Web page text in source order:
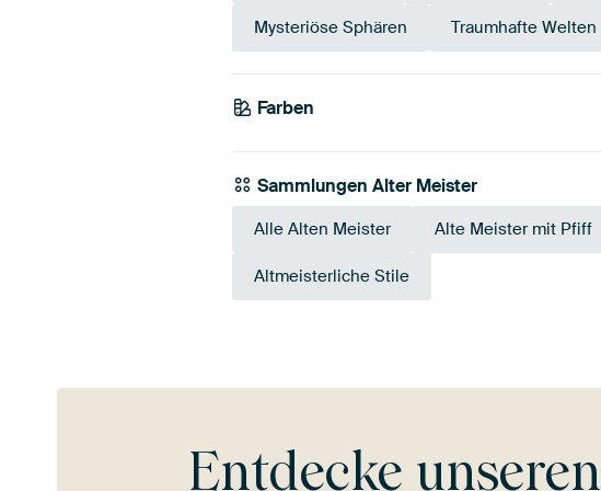
Mysteriöse Sphären Traumhafte Welten
Farben
Olivgrün
Sammlungen Alter Meister
Alle Alten Meister Alte Meister mit Pfiff
Altmeisterliche Stile
Entdecke unseren